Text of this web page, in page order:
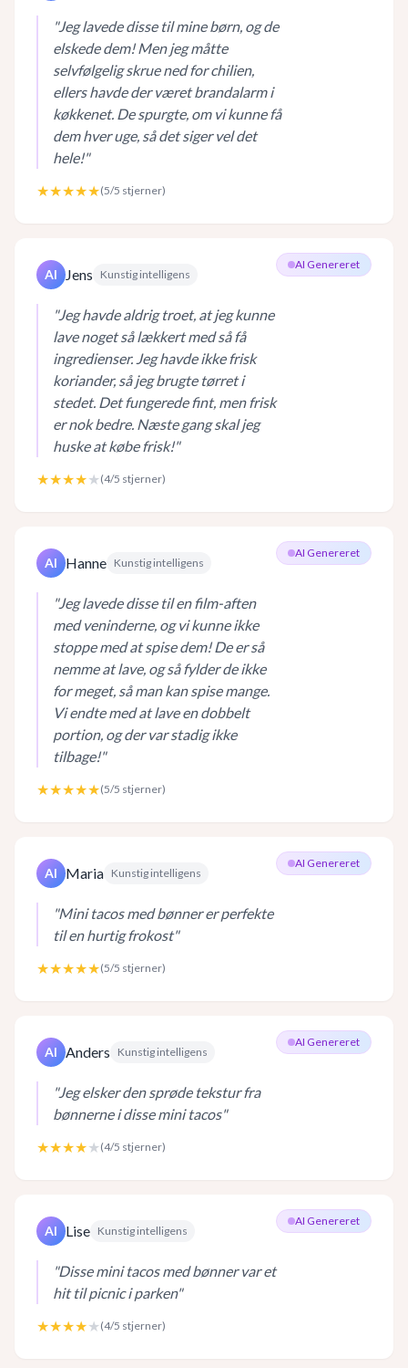
"Jeg lavede disse til mine børn, og de
elskede dem! Men jeg måtte
selvfølgelig skrue ned for chilien,
ellers havde der været brandalarm i
køkkenet. De spurgte, om vi kunne få
dem hver uge, så det siger vel det
hele!"
★★★★★(5/5 stjerner)
AI Genereret
AI Jens Kunstig intelligens
"Jeg havde aldrig troet, at jeg kunne
lave noget så lækkert med så få
ingredienser. Jeg havde ikke frisk
koriander, så jeg brugte tørret i
stedet. Det fungerede fint, men frisk
er nok bedre. Næste gang skal jeg
huske at købe frisk!"
★★★★★ (4/5 stjerner)
AI Genereret
AI Hanne Kunstig intelligens
"Jeg lavede disse til en film-aften
med veninderne, og vi kunne ikke
stoppe med at spise dem! De er så
nemme at lave, og så fylder de ikke
for meget, så man kan spise mange.
Vi endte med at lave en dobbelt
portion, og der var stadig ikke
tilbage!"
★★★★★(5/5 stjerner)
AI Genereret
AI Maria Kunstig intelligens
"Mini tacos med bønner er perfekte
til en hurtig frokost"
★★★★★(5/5 stjerner)
AI Genereret
AI Anders Kunstig intelligens
"Jeg elsker den sprøde tekstur fra
bønnerne i disse mini tacos"
★★★★★ (4/5 stjerner)
AI Genereret
AI Lise Kunstig intelligens
"Disse mini tacos med bønner var et
hit til picnic i parken"
★★★★★ (4/5 stjerner)